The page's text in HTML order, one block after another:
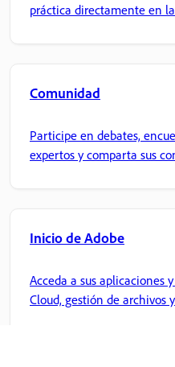
práctica directamente en
Comunidad
Participe en debates,
expertos y comparta sus
Inicio de Adobe
Acceda a sus aplicaciones
Cloud, gestión de archivos